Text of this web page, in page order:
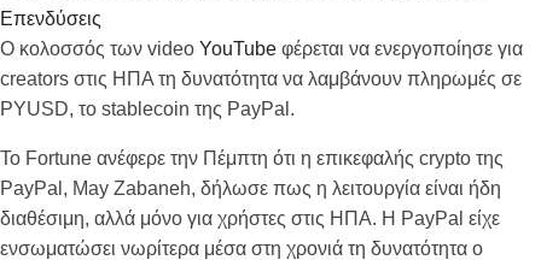
Επενδύσεις
Ο κολοσσός των video YouTube φέρεται να ενεργοποίησε για
creators στις ΗΠΑ τη δυνατότητα να λαμβάνουν πληρωμές σε
PYUSD, το stablecoin της PayPal.
Το Fortune ανέφερε την Πέμπτη ότι η επικεφαλής crypto της
PayPal, May Zabaneh, δήλωσε πως η λειτουργία είναι ήδη
διαθέσιμη, αλλά μόνο για χρήστες στις ΗΠΑ. Η PayPal είχε
ενσωματώσει νωρίτερα μέσα στη χρονιά τη δυνατότητα ο